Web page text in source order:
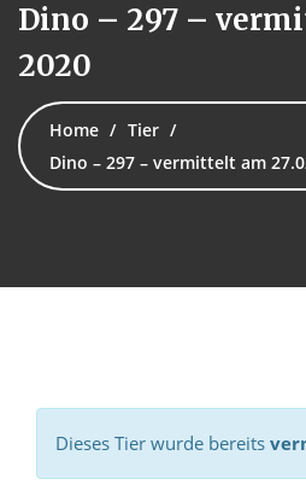
Dino – 297 –
2020
Home
Tier
Dino – 297 – vermittelt am
Dieses Tier wurde bereits